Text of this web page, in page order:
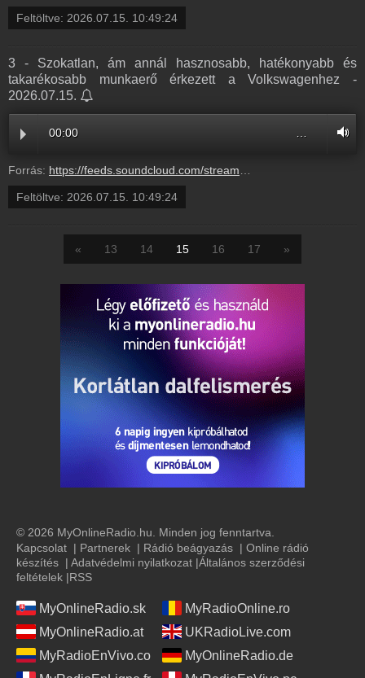
Feltöltve: 2026.07.15. 10:49:24
3 - Szokatlan, ám annál hasznosabb, hatékonyabb és
takarékosabb munkaerő érkezett a Volkswagenhez -
2026.07.15.
00:00
Forrás: https://feeds.soundcloud.com/stream/2361015098-balazsek-3-szokatlan-am-annal-hasznosabb-hatekonyabb-es-takarekosabb-munkaero-erkezett-a-volkswagenhez-3.mp3
Feltöltve: 2026.07.15. 10:49:24
« 13 14 15 16 17 »
© 2026 MyOnlineRadio.hu. Minden jog fenntartva.
Kapcsolat | Partnerek | Rádió beágyazás | Online rádió
készítés | Adatvédelmi nyilatkozat |Általános szerződési
feltételek |RSS
MyOnlineRadio.sk
MyRadioOnline.ro
MyOnlineRadio.at
UKRadioLive.com
MyRadioEnVivo.co
MyOnlineRadio.de